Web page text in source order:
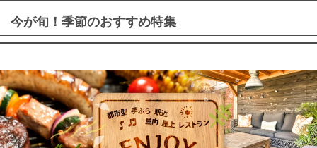
今が旬！季節のおすすめ特集